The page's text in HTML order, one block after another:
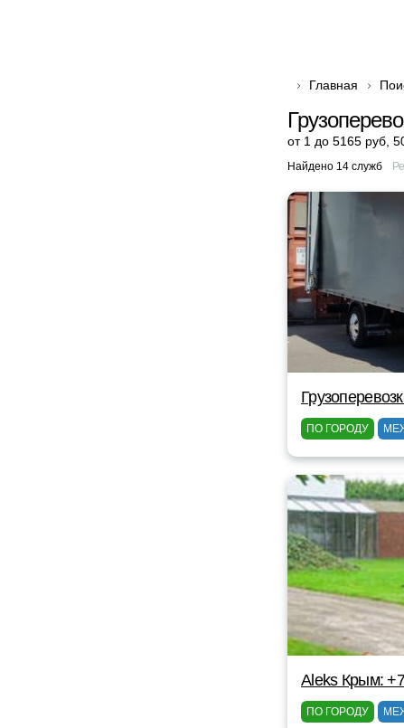
Главная
от 1 до 5165 руб
Найдено 14 служб
ПО ГОРОДУ
Aleks Крым:
ПО ГОРОДУ